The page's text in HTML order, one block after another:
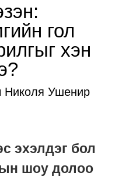
гол
хэн
Николя Ушенир
эхэлдэг бол
шоу долоо